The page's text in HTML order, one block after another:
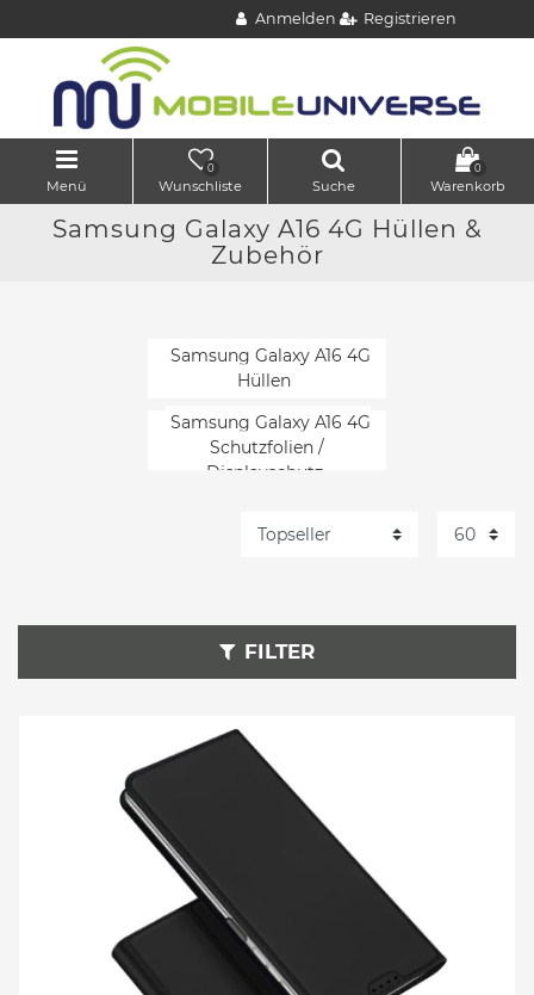
Anmelden Registrieren
Menü
0
Wunschliste Suche
0
Warenkorb
Samsung Galaxy A16 4G Hüllen &
Zubehör
Samsung Galaxy A16 4G
Hüllen
Samsung Galaxy A16 4G
Schutzfolien /
Displayschutz
FILTER